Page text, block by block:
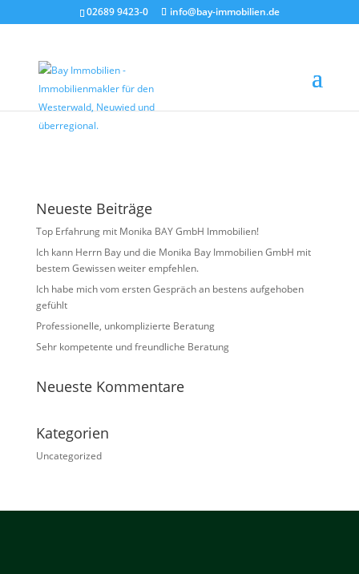
02689 9423-0 info@bay-immobilien.de
Bild13
vonAgentur Kloft|Okt. 31, 2024
Neueste Beiträge
Top Erfahrung mit Monika BAY GmbH Immobilien!
Ich kann Herrn Bay und die Monika Bay Immobilien GmbH mit
bestem Gewissen weiter empfehlen.
Ich habe mich vom ersten Gespräch an bestens aufgehoben
gefühlt
Professionelle, unkomplizierte Beratung
Sehr kompetente und freundliche Beratung
Neueste Kommentare
Kategorien
Uncategorized